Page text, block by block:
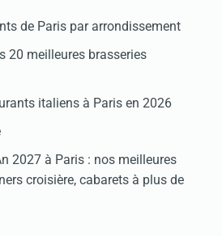
de Paris par arrondissement
20 meilleures brasseries
italiens à Paris en 2026
2027 à Paris : nos meilleures
croisière, cabarets à plus de